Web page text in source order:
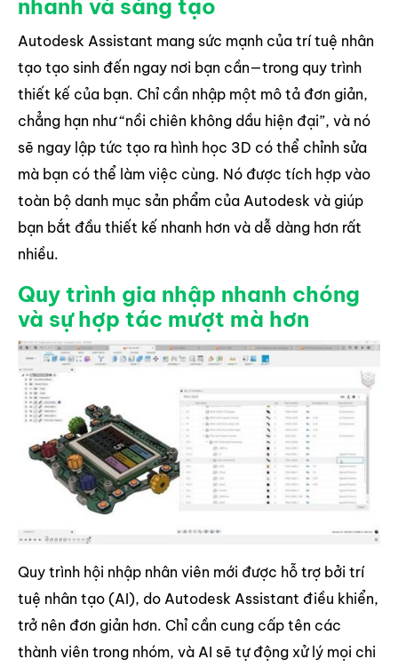
nhanh và sáng tạo
Autodesk Assistant mang sức mạnh của trí tuệ nhân
tạo tạo sinh đến ngay nơi bạn cần—trong quy trình
thiết kế của bạn. Chỉ cần nhập một mô tả đơn giản,
chẳng hạn như “nồi chiên không dầu hiện đại”, và nó
sẽ ngay lập tức tạo ra hình học 3D có thể chỉnh sửa
mà bạn có thể làm việc cùng. Nó được tích hợp vào
toàn bộ danh mục sản phẩm của Autodesk và giúp
bạn bắt đầu thiết kế nhanh hơn và dễ dàng hơn rất
nhiều.
Quy trình gia nhập nhanh chóng
và sự hợp tác mượt mà hơn
Quy trình hội nhập nhân viên mới được hỗ trợ bởi trí
tuệ nhân tạo (AI), do Autodesk Assistant điều khiển,
trở nên đơn giản hơn. Chỉ cần cung cấp tên các
thành viên trong nhóm, và AI sẽ tự động xử lý mọi chi